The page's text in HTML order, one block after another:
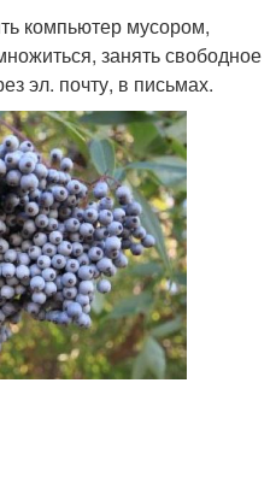
компьютер мусором,
занять свободное
эл. почту, в письмах.